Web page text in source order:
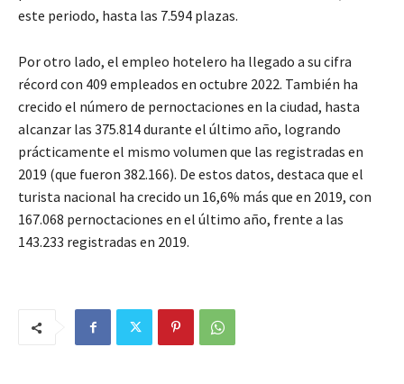
este periodo, hasta las 7.594 plazas.
Por otro lado, el empleo hotelero ha llegado a su cifra
récord con 409 empleados en octubre 2022. También ha
crecido el número de pernoctaciones en la ciudad, hasta
alcanzar las 375.814 durante el último año, logrando
prácticamente el mismo volumen que las registradas en
2019 (que fueron 382.166). De estos datos, destaca que el
turista nacional ha crecido un 16,6% más que en 2019, con
167.068 pernoctaciones en el último año, frente a las
143.233 registradas en 2019.